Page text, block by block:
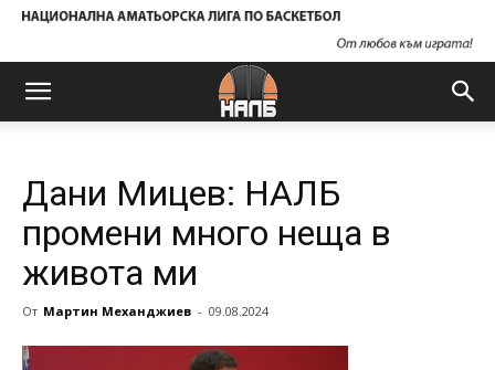
Дани Мицев: НАЛБ
промени много неща в
живота ми
От Мартин Механджиев - 09.08.2024